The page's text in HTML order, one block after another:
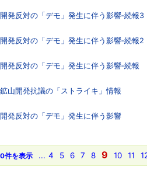
反対の「デモ」発生に伴う影響‐続報3
反対の「デモ」発生に伴う影響‐続報2
反対の「デモ」発生に伴う影響‐続報
山開発抗議の「ストライキ」情報
発反対の「デモ」発生に伴う影響
件を表示 ... 4 5 6 7 8 9 10 11